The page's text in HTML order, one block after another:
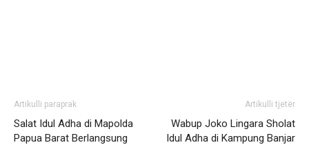
Artikulli paraprak
Salat Idul Adha di Mapolda
Papua Barat Berlangsung
Artikulli tjetër
Wabup Joko Lingara Sholat
Idul Adha di Kampung Banjar